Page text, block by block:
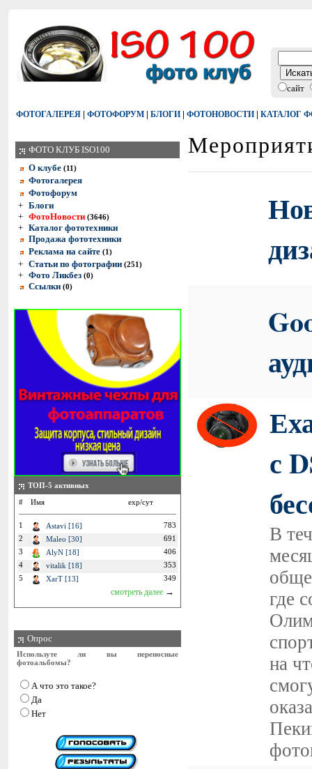
сайт
ФОТОГАЛЕРЕЯ | ФОТОФОРУМ | БЛОГИ | ФОТОНОВОСТИ | КАТАЛОГ
ФОТО КЛУБ ISO100
О клубе (11)
Фотогалерея
Фотофорум
+ Блоги
+ ФотоНовости (3646)
+ Каталог фототехники
Продажа фототехники
Реклама на сайте (1)
+ Статьи по фотографии (251)
+ Фото Ликбез (0)
Ссылки (0)
ТОП-5 активных
# Имя exp/сут
1 Astavi [16]
783
2
Maleo [30]
691
3
AlyN [18]
406
4
vitalik [18]
353
5
XarT [13] 349
смотреть далее →
Опрос
Используте ли вы переносные
фотоальбомы?
А что это такое?
Да
Нет
с
В
где
на